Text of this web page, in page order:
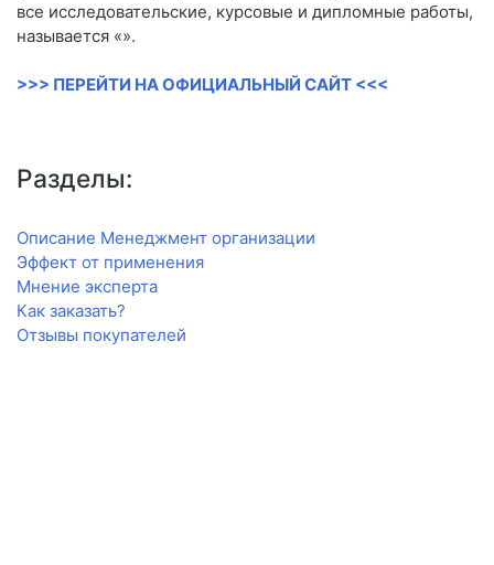
все исследовательские, курсовые и дипломные работы,
называется «».
>>> ПЕРЕЙТИ НА ОФИЦИАЛЬНЫЙ САЙТ <<<
Разделы:
Описание Менеджмент организации
Эффект от применения
Мнение эксперта
Как заказать?
Отзывы покупателей